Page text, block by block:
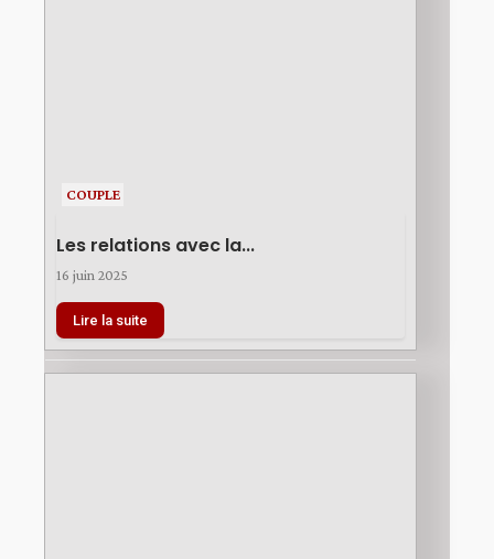
COUPLE
Les relations avec la...
16 juin 2025
Lire la suite